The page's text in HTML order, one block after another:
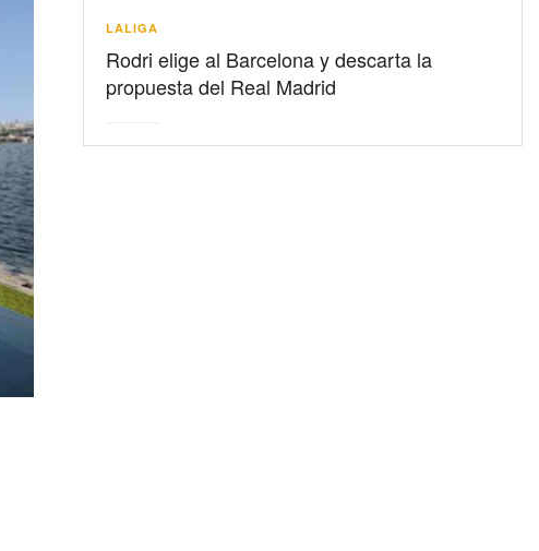
LALIGA
Rodri elige al Barcelona y descarta la
propuesta del Real Madrid